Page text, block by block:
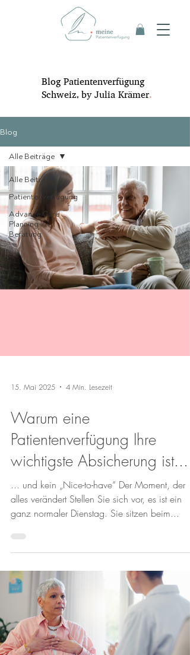
Blog Patientenverfügung
Schweiz, by Julia Krämer.
Blog
Alle Beiträge
Patientenverfügung
Advance Care
Planning
Beratung
Alle Beiträge
15. Mai 2025 4 Min. Lesezeit
Warum eine
Patientenverfügung Ihre
wichtigste Absicherung ist...
... und kein „Nice-to-have“ Der Moment, der
alles verändert Stellen Sie sich vor, es ist ein
ganz normaler Dienstag. Sie sitzen beim...